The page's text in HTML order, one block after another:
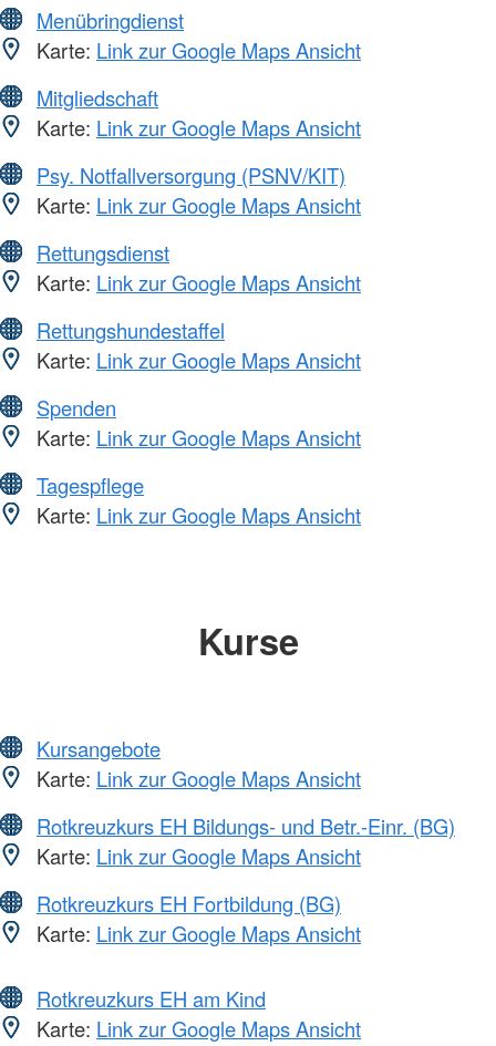
Menübringdienst
Karte: Link zur Google Maps Ansicht
Mitgliedschaft
Karte: Link zur Google Maps Ansicht
Psy. Notfallversorgung (PSNV/KIT)
Karte: Link zur Google Maps Ansicht
Rettungsdienst
Karte: Link zur Google Maps Ansicht
Rettungshundestaffel
Karte: Link zur Google Maps Ansicht
Spenden
Karte: Link zur Google Maps Ansicht
Tagespflege
Karte: Link zur Google Maps Ansicht
Kurse
Kursangebote
Karte: Link zur Google Maps Ansicht
Rotkreuzkurs EH Bildungs- und Betr.-Einr. (BG)
Karte: Link zur Google Maps Ansicht
Rotkreuzkurs EH Fortbildung (BG)
Karte: Link zur Google Maps Ansicht
Rotkreuzkurs EH am Kind
Karte: Link zur Google Maps Ansicht